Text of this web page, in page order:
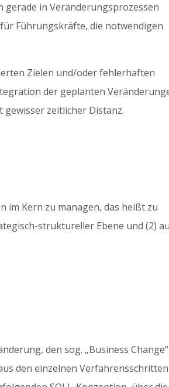
gerade in Veränderungsprozessen
Führungskräfte, die notwendigen
Zielen und/oder fehlerhaften
der geplanten
zeitlicher Distanz.
im Kern zu managen, das heißt zu
struktureller Ebene und (2)
den sog. „Business Change“.
den einzelnen